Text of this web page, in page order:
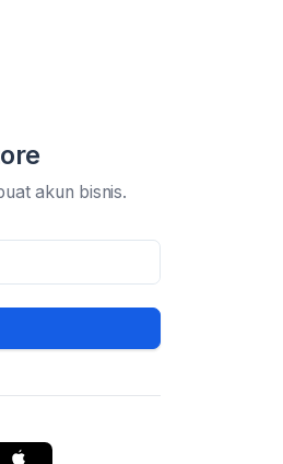
akun bisnis.